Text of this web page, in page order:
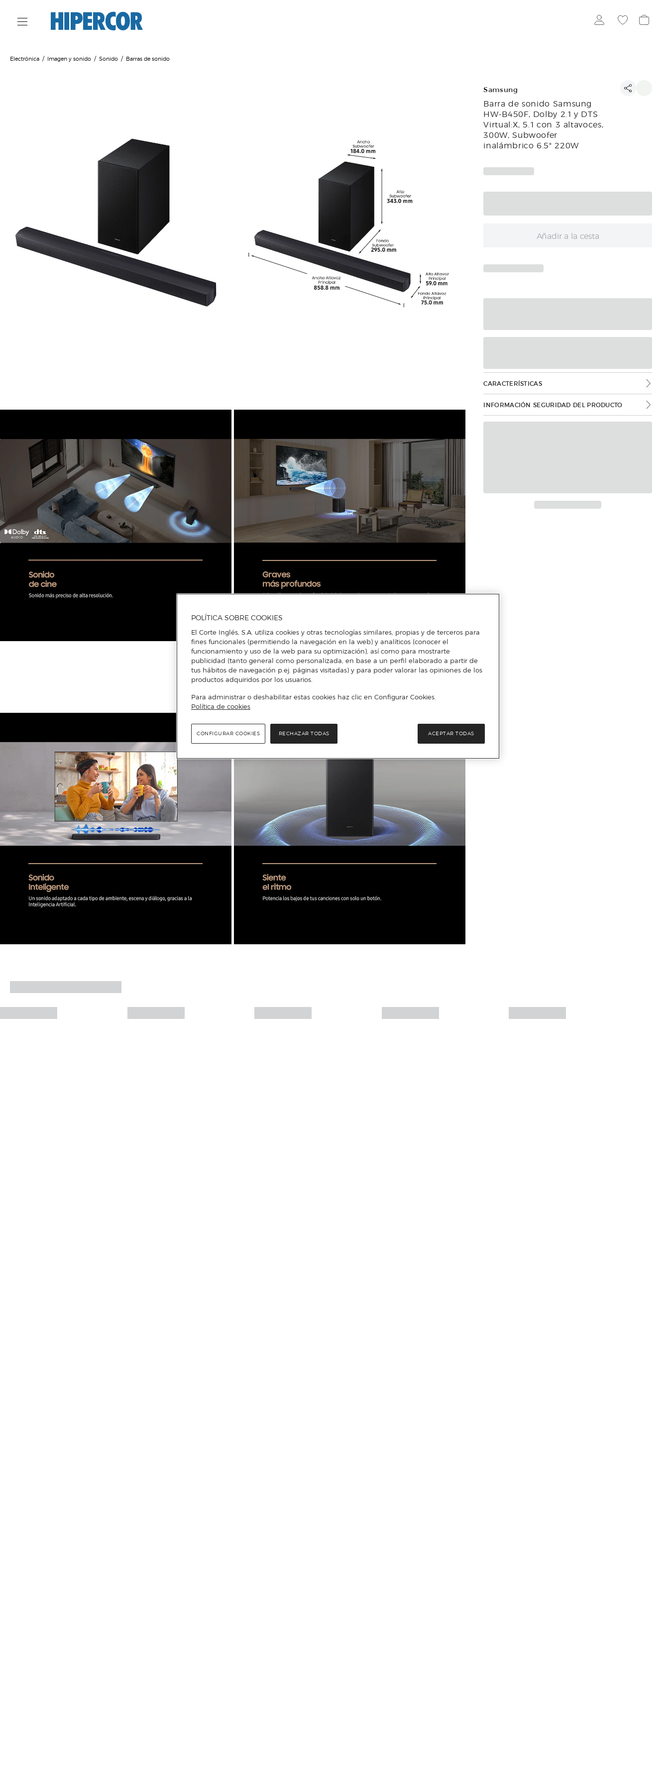
Electrónica Imagen y sonido Sonido Barras de sonido
Samsung
Barra de sonido Samsung
HW-B450F, Dolby 2.1 y DTS
Virtual:X, 5.1 con 3 altavoces,
300W, Subwoofer
inalámbrico 6.5" 220W
Añadir a la cesta
CARACTERÍSTICAS
INFORMACIÓN SEGURIDAD DEL PRODUCTO
POLÍTICA SOBRE COOKIES
El Corte Inglés, S.A. utiliza cookies y otras tecnologías similares, propias y de terceros para
fines funcionales (permitiendo la navegación en la web) y analíticos (conocer el
funcionamiento y uso de la web para su optimización), así como para mostrarte
publicidad (tanto general como personalizada, en base a un perfil elaborado a partir de
tus hábitos de navegación p.ej. páginas visitadas) y para poder valorar las opiniones de los
productos adquiridos por los usuarios.
Para administrar o deshabilitar estas cookies haz clic en Configurar Cookies.
Política de cookies
RECHAZAR TODAS ACEPTAR TODAS
CONFIGURAR COOKIES